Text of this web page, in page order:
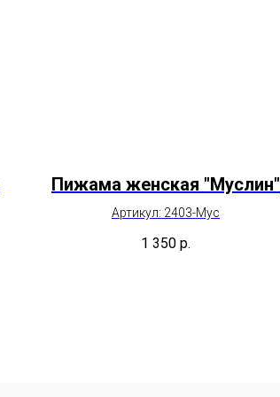
Пижама женская "Муслин"
Артикул: 2403-Мус
1 350 р.